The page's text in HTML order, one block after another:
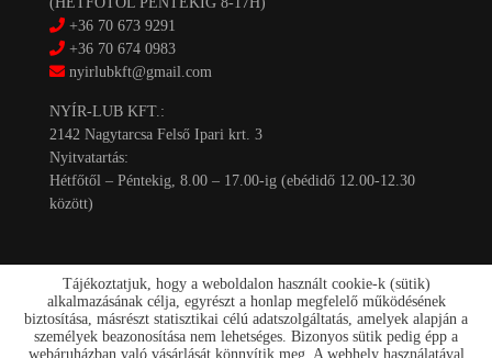
+36 70 673 9291
+36 70 674 0983
nyirlubkft@gmail.com
NYÍR-LUB KFT.:
2142 Nagytarcsa Felső Ipari krt. 3
Nyitvatartás:
Hétfőtől – Péntekig, 8.00 – 17.00-ig (ebédidő 12.00-12.30
között)
Kapcsolat
Tájékoztatjuk, hogy a weboldalon használt cookie-k (sütik)
alkalmazásának célja, egyrészt a honlap megfelelő működésének
biztosítása, másrészt statisztikai célú adatszolgáltatás, amelyek alapján a
személyek beazonosítása nem lehetséges. Bizonyos sütik pedig épp a
webáruházban való vásárlását könnyítik meg. A webhely használatával